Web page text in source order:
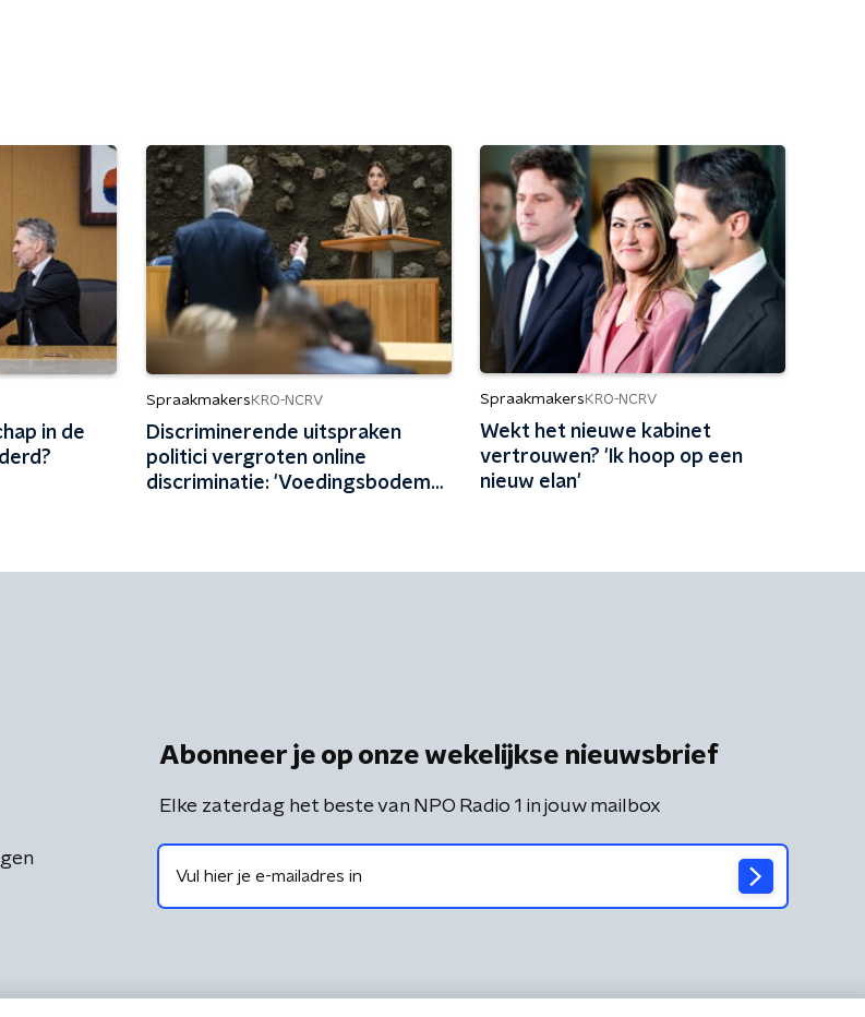
in de
Spraakmakers KRO-NCRV
Discriminerende uitspraken
politici vergroten online
discriminatie: 'Voedingsbodem
Spraakmakers KRO-NCRV
Wekt het nieuwe kabinet
vertrouwen? 'Ik hoop op een
nieuw elan'
Abonneer je op onze wekelijkse nieuwsbrief
Elke zaterdag het beste van NPO Radio 1 in jouw mailbox